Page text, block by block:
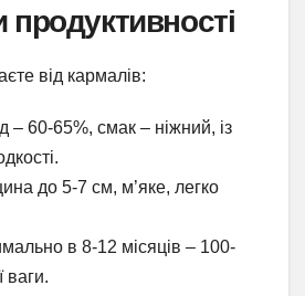
продуктивності
від кармалів:
– 60-65%, смак – ніжний, із
до 5-7 см, м’яке, легко
в 8-12 місяців – 100-
ваги.